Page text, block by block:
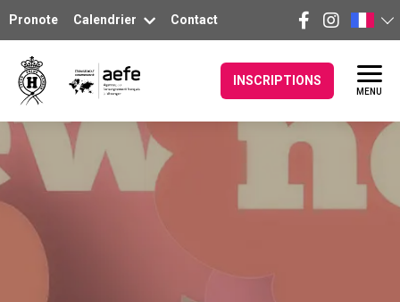
Pronote Calendrier Contact
INSCRIPTIONS
MENU